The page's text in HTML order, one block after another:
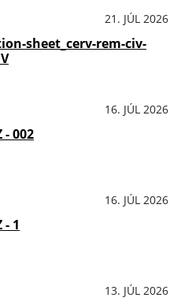
21. JÚL 2026
sheet_cerv-rem-civ-
16. JÚL 2026
- 002
16. JÚL 2026
1
13. JÚL 2026